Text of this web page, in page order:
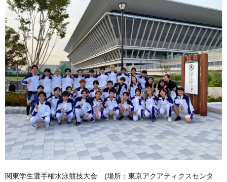
関東学生選手権水泳競技大会 (場所：東京アクアティクスセンタ